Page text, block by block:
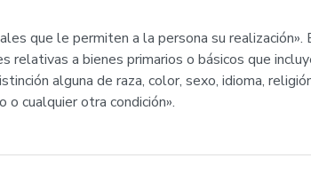
que le permiten a la persona su realización».
a bienes primarios o básicos que
alguna de raza, color, sexo, idioma,
o cualquier otra condición».